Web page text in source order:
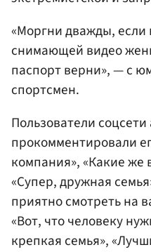
«Моргни дважды,
снимающей видео
паспорт верни», — с
спортсмен.
Пользователи
прокомментировали
компания», «Какие же
«Супер, дружная
приятно смотреть на
«Вот, что человеку
крепкая семья»,